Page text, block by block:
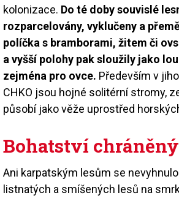
kolonizace. Do té doby souvislé
rozparcelovány, vyklučeny a
políčka s bramborami, žitem či
a vyšší polohy pak sloužily jako
zejména pro ovce. Především v
CHKO jsou hojné solitérní stromy,
působí jako věže uprostřed
Bohatství
Ani karpatským lesům se
listnatých a smíšených lesů na